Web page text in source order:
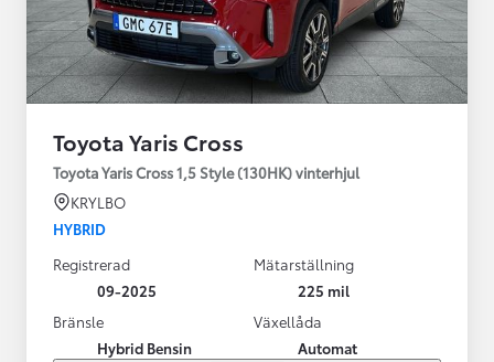
Toyota Yaris Cross
Toyota Yaris Cross 1,5 Style (130HK) vinterhjul
KRYLBO
HYBRID
Registrerad
09-2025
Mätarställning
225 mil
Bränsle
Hybrid Bensin
Växellåda
Automat